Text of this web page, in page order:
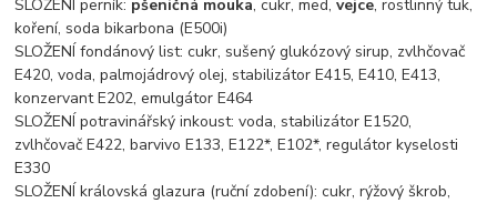
SLOŽENÍ perník: pšeničná mouka, cukr, med,vejce, rostlinný tuk,
koření, soda bikarbona (E500i)
SLOŽENÍ fondánový list: cukr, sušený glukózový sirup, zvlhčovač
E420, voda, palmojádrový olej, stabilizátor E415, E410, E413,
konzervant E202, emulgátor E464
SLOŽENÍ potravinářský inkoust: voda, stabilizátor E1520,
zvlhčovač E422, barvivo E133, E122*, E102*, regulátor kyselosti
E330
SLOŽENÍ královská glazura (ruční zdobení): cukr, rýžový škrob,